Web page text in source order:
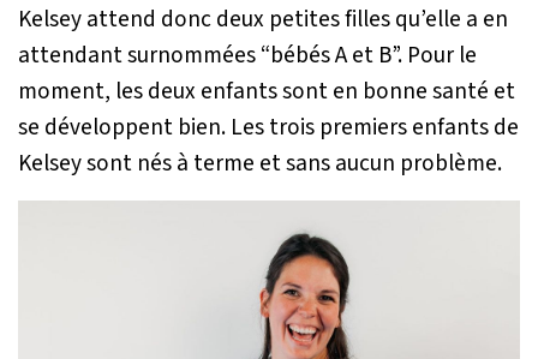
Kelsey attend donc deux petites filles qu’elle a en
attendant surnommées “bébés A et B”. Pour le
moment, les deux enfants sont en bonne santé et
se développent bien. Les trois premiers enfants de
Kelsey sont nés à terme et sans aucun problème.